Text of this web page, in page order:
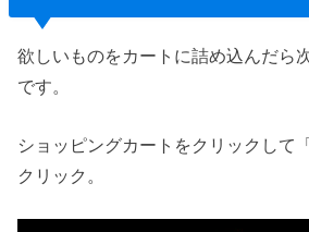
欲しいものをカートに詰め込んだら
です。
ショッピングカートをクリックして
クリック。